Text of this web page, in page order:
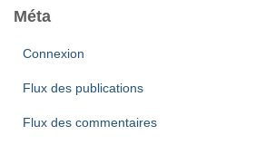
Méta
Connexion
Flux des publications
Flux des commentaires